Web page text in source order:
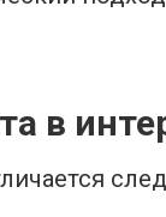
в